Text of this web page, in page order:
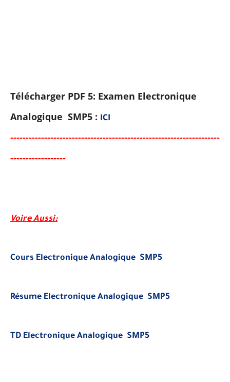
Télécharger PDF 5: Examen Electronique
Analogique SMP5 : ICI
--------------------------------------------------------------------
------------------
Voire Aussi:
Cours Electronique Analogique SMP5
Résume Electronique Analogique SMP5
TD Electronique Analogique SMP5